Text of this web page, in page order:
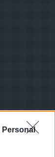
Personal